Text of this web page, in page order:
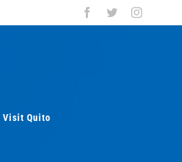
Facebook
Twitter
Visit Quito